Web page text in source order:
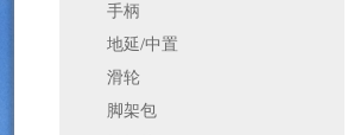
手柄
地延/中置
滑轮
脚架包